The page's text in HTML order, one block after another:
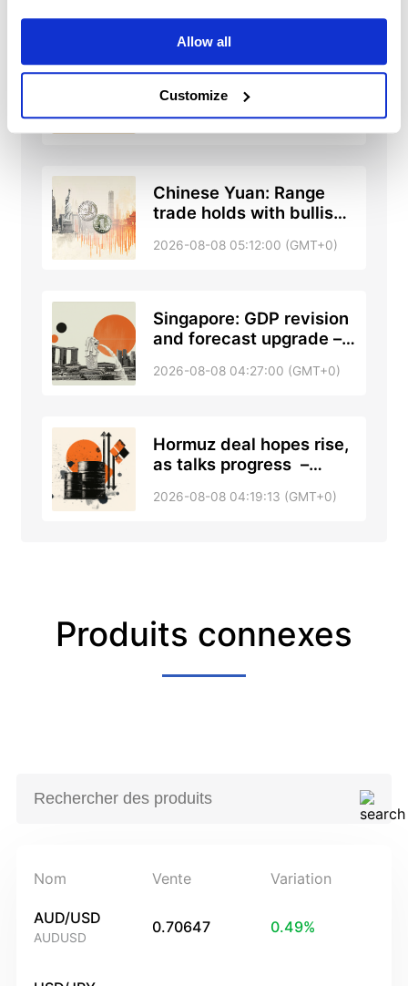
Allow all
Customize
China: Credit demand
and liquidity trends –
DBS
2026-08-08 05:51:00 (GMT+0)
Chinese Yuan: Range
trade holds with bullish
UOB
2026-08-08 05:12:00 (GMT+0)
Singapore: GDP revision
and forecast upgrade –
2026-08-08 04:27:00 (GMT+0)
Hormuz deal hopes rise,
as talks progress –
2026-08-08 04:19:13 (GMT+0)
Produits connexes
Nom Vente Variation
AUD/USD
AUDUSD
0.70647 0.49%